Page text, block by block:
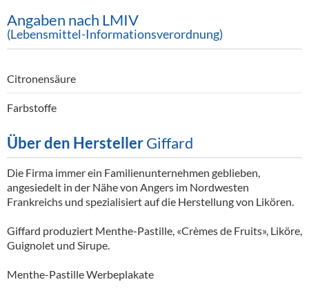
Angaben nach LMIV
(Lebensmittel-Informationsverordnung)
Citronensäure
Farbstoffe
Über den HerstellerGiffard
Die Firma immer ein Familienunternehmen geblieben,
angesiedelt in der Nähe von Angers im Nordwesten
Frankreichs und spezialisiert auf die Herstellung von Likören.
Giffard produziert Menthe-Pastille, «Crèmes de Fruits», Liköre,
Guignolet und Sirupe.
Menthe-Pastille Werbeplakate